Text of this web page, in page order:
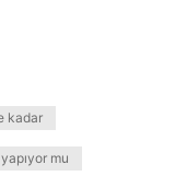
kadar
mu